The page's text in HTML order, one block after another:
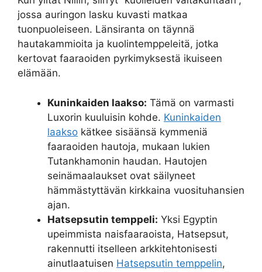
jossa auringon lasku kuvasti matkaa
tuonpuoleiseen. Länsiranta on täynnä
hautakammioita ja kuolintemppeleitä, jotka
kertovat faaraoiden pyrkimyksestä ikuiseen
elämään.
Kuninkaiden laakso: Tämä on varmasti
Luxorin kuuluisin kohde. Kuninkaiden
laakso kätkee sisäänsä kymmeniä
faaraoiden hautoja, mukaan lukien
Tutankhamonin haudan. Hautojen
seinämaalaukset ovat säilyneet
hämmästyttävän kirkkaina vuosituhansien
ajan.
Hatsepsutin temppeli: Yksi Egyptin
upeimmista naisfaaraoista, Hatsepsut,
rakennutti itselleen arkkitehtonisesti
ainutlaatuisen Hatsepsutin temppelin,